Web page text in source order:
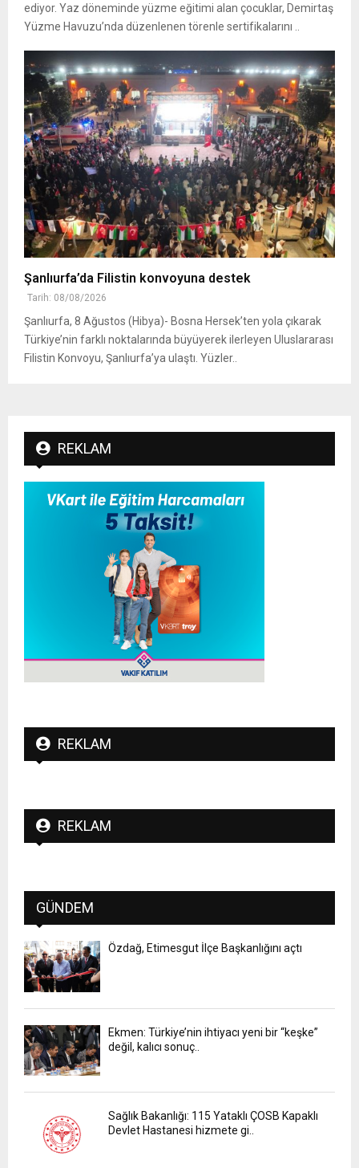
ediyor. Yaz döneminde yüzme eğitimi alan çocuklar, Demirtaş
Yüzme Havuzu’nda düzenlenen törenle sertifikalarını ..
Şanlıurfa’da Filistin konvoyuna destek
Tarih: 08/08/2026
Şanlıurfa, 8 Ağustos (Hibya)- Bosna Hersek’ten yola çıkarak
Türkiye’nin farklı noktalarında büyüyerek ilerleyen Uluslararası
Filistin Konvoyu, Şanlıurfa’ya ulaştı. Yüzler..
REKLAM
REKLAM
REKLAM
GÜNDEM
Özdağ, Etimesgut İlçe Başkanlığını açtı
Ekmen: Türkiye’nin ihtiyacı yeni bir “keşke”
değil, kalıcı sonuç..
Sağlık Bakanlığı: 115 Yataklı ÇOSB Kapaklı
Devlet Hastanesi hizmete gi..